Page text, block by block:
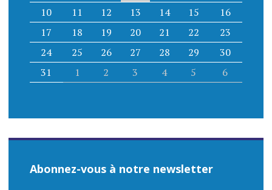
10
11 12 13 14 15
16
17
18 19 20 21 22
23
24
25 26 27 28 29
30
31
1 2 3 4 5 6
Abonnez-vous à notre newsletter